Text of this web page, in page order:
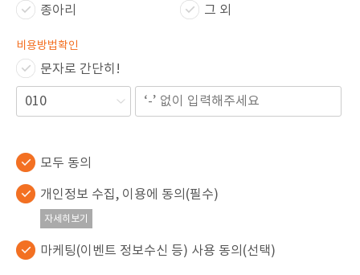
종아리
그 외
비용방법확인
문자로 간단히!
모두 동의
개인정보 수집, 이용에 동의(필수)
자세히보기
마케팅(이벤트 정보수신 등) 사용 동의(선택)